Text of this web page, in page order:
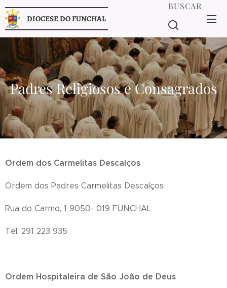
DIOCESE DO FUNCHAL
BUSCAR
Padres Religiosos e Consagrados
Ordem dos Carmelitas Descalços
Ordem dos Padres Carmelitas Descalços
Rua do Carmo, 1 9050- 019 FUNCHAL
Tel. 291 223 935
Ordem Hospitaleira de São João de Deus